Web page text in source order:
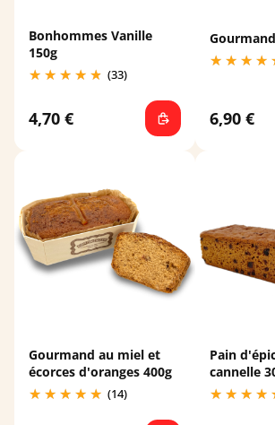
Bonhommes Vanille
150g
(33)
4,70 € 6,90 €
Gourmand au miel et
écorces d'oranges 400g
(14)
Pain
cannelle